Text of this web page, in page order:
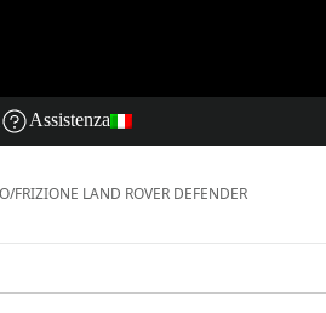
Assistenza
FRIZIONE LAND ROVER DEFENDER